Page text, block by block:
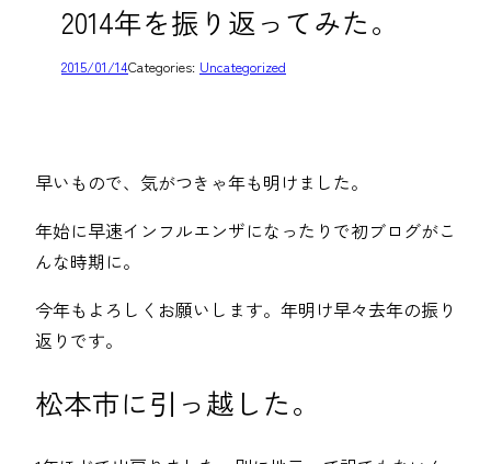
2014年を振り返ってみた。
2015/01/14Categories: Uncategorized
早いもので、気がつきゃ年も明けました。
年始に早速インフルエンザになったりで初ブログがこ
んな時期に。
今年もよろしくお願いします。年明け早々去年の振り
返りです。
松本市に引っ越した。